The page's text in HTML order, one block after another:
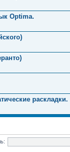
Optima.
раскладки.